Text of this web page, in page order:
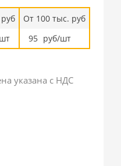
От 100 тыс. руб
95 руб/шт
указана с НДС